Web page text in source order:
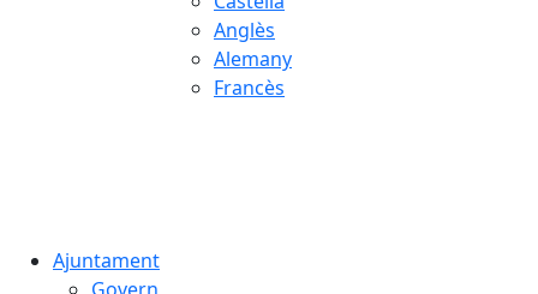
Anglès
Alemany
Francès
Ajuntament